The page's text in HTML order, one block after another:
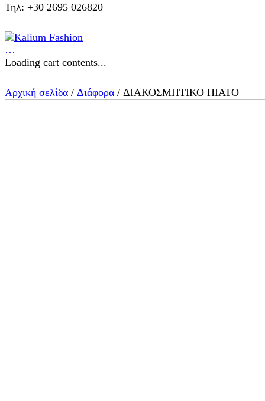
Τηλ: +30 2695 026820
…
Loading cart contents...
Αρχική σελίδα / Διάφορα / ΔΙΑΚΟΣΜΗΤΙΚΟ ΠΙΑΤΟ